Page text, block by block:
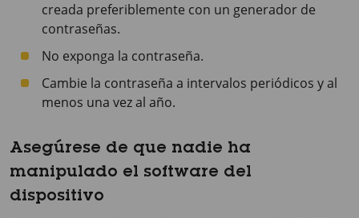
creada preferiblemente con un generador de
contraseñas.
No exponga la contraseña.
Cambie la contraseña a intervalos periódicos y al
menos una vez al año.
Asegúrese de que nadie ha
manipulado el software del
dispositivo